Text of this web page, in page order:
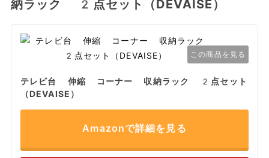
納ラック 2点セット（DEVAISE）
この商品を見る
テレビ台 伸縮 コーナー 収納ラック 2点セット
（DEVAISE）
Amazonで詳細を見る